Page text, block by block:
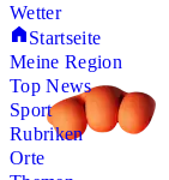
Wetter
Startseite
Meine Region
Top News
Sport
Rubriken
Orte